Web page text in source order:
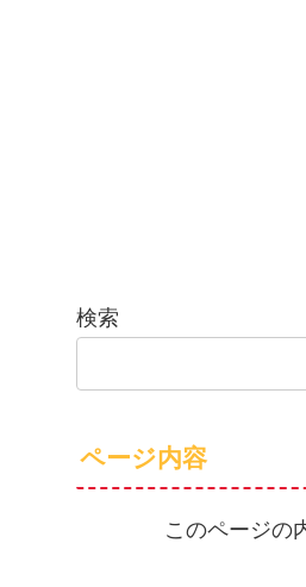
検索
ページ内容
このページの